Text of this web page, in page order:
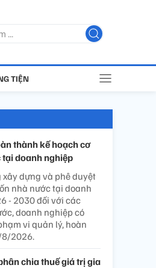
TIỆN
thành kế hoạch cơ
doanh nghiệp
dựng và phê duyệt
nhà nước tại doanh
- 2030 đối với các
doanh nghiệp có
vi quản lý, hoàn
2026.
chia thuế giá trị gia